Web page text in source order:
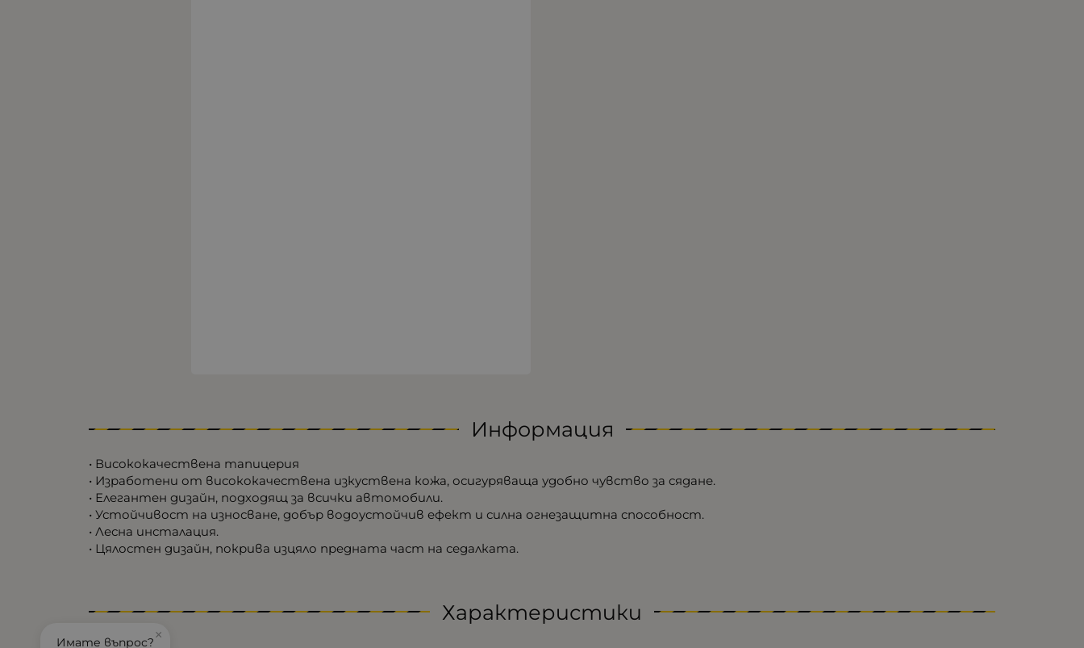
Информация
• Висококачествена тапицерия
• Изработени от висококачествена изкуствена кожа, осигуряваща удобно чувство за сядане.
• Елегантен дизайн, подходящ за всички автомобили.
• Устойчивост на износване, добър водоустойчив ефект и силна огнезащитна способност.
• Лесна инсталация.
• Цялостен дизайн, покрива изцяло предната част на седалката.
Характеристики
×
Имате въпрос?